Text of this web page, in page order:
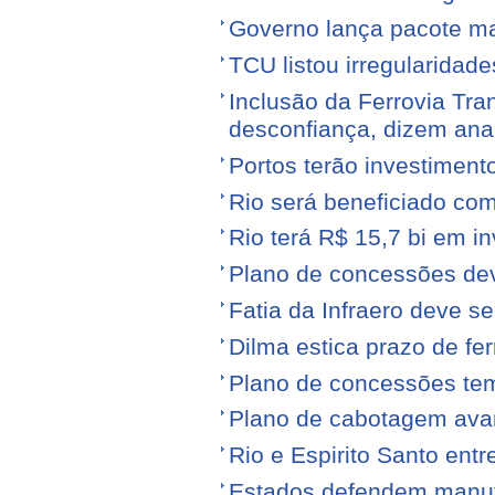
Governo lança pacote
TCU listou
Inclusão da Ferrovia
desconfiança, dizem
Portos terão
Rio será beneficiado
Rio terá R$ 15,7 bi em
Plano de concessões
Fatia da Infraero deve
Dilma estica prazo de
Plano de concessões
Plano de cabotagem
Rio e Espirito Santo